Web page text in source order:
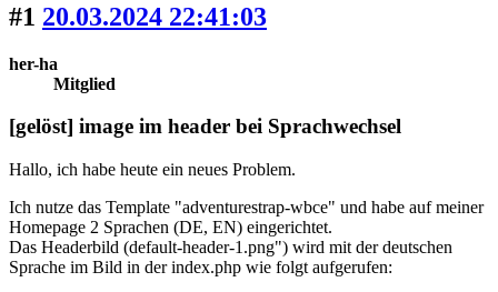
#1 20.03.2024 22:41:03
her-ha
Mitglied
[gelöst] image im header bei Sprachwechsel
Hallo, ich habe heute ein neues Problem.
Ich nutze das Template "adventurestrap-wbce" und habe auf meiner
Homepage 2 Sprachen (DE, EN) eingerichtet.
Das Headerbild (default-header-1.png") wird mit der deutschen
Sprache im Bild in der index.php wie folgt aufgerufen: